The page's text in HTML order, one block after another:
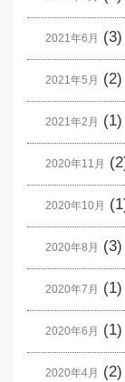
2021年6月 (3)
2021年5月 (2)
2021年2月 (1)
2020年11月
2020年10月
2020年8月 (3)
2020年7月 (1)
2020年6月 (1)
2020年4月 (2)